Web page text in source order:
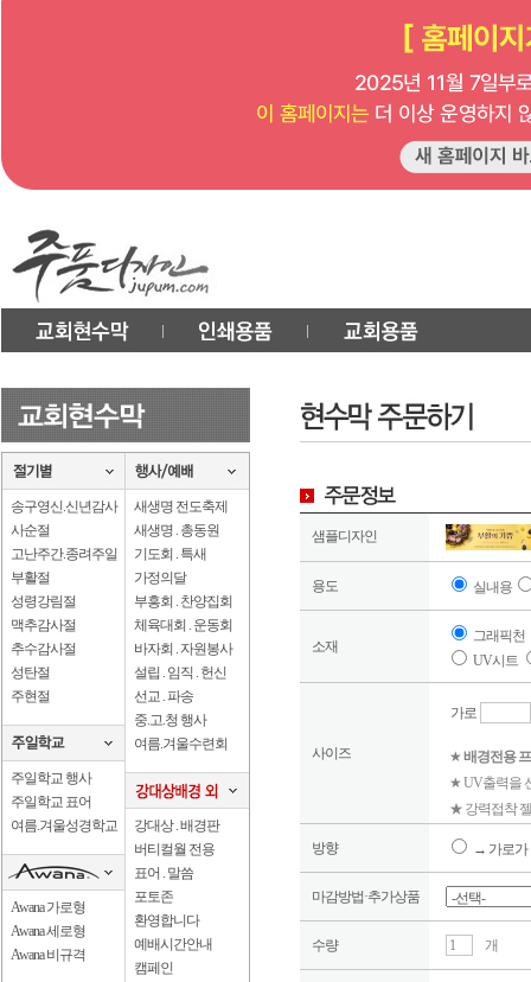
송구영신.신년감사
사순절
고난주간.종려주일
부활절
성령강림절
맥추감사절
추수감사절
성탄절
주현절
주일학교 행사
주일학교 표어
여름.겨울성경학교
Awana 가로형
Awana 세로형
Awana 비규격
새생명 전도축제
새생명 . 총동원
기도회 . 특새
가정의달
부흥회 . 찬양집회
체육대회 . 운동회
바자회 . 자원봉사
설립 . 임직 . 헌신
선교 . 파송
중.고.청 행사
여름.겨울수련회
강대상 . 배경판
버티컬월 전용
표어 . 말씀
포토존
환영합니다
예배시간안내
캠페인
샘플디자인
용도 실내용
소재
그래픽천
UV시트
사이즈
가로
★배경전용
★ UV출력을
★ 강력접착
방향 → 가로가
마감방법·추가상품
수량 개